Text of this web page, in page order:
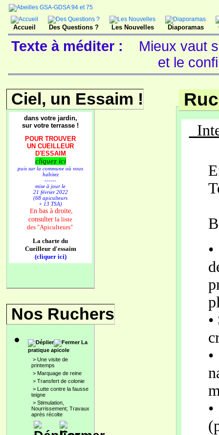
Accueil Des Questions ? Les Nouvelles Diaporamas
Texte à méditer :
Mieux vaut
et le
Ciel, un Essaim !
dans votre jardin,
sur votre terrasse !
POUR TROUVER
UN CUEILLEUR
D'ESSAIM
cliquez ici
puis sur la commune où vous
habitez
------
mise à jour le
21 février 2022
(68 apiculteurs
+ 13 TSA)
En bas à droite,
consulter la liste
des "Apiculteurs"
La charte du
Cueilleur d'essaim
(cliquer ici)
Nos Ruchers
La
pratique apicole
> Une visite de
printemps
> Marquage de reine
> Transfert de colonie
> Lutte contre la fausse
teigne
> Stimulation,
Nourrissement; Travaux
après récolte